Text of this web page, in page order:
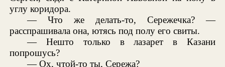
углу коридора.
— Что же делать-то, Сережечка? —
расспрашивала она, ютясь под полу его свиты.
— Нешто только в лазарет в Казани
попрошусь?
— Ох, чтой-то ты, Сережа?